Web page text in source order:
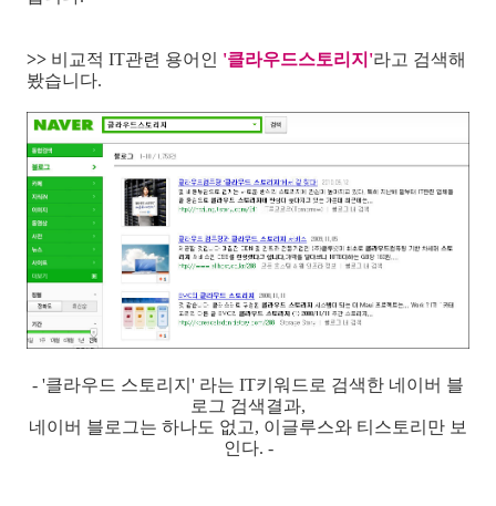
>> 비교적 IT관련 용어인 '클라우드스토리지'라고 검색해
봤습니다.
- '클라우드 스토리지' 라는 IT키워드로 검색한 네이버 블
로그 검색결과,
네이버 블로그는 하나도 없고, 이글루스와 티스토리만 보
인다. -